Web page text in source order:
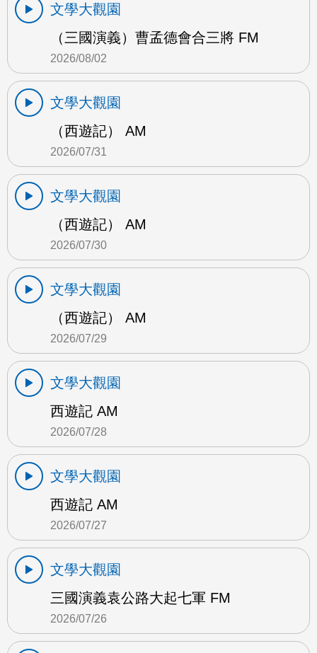
文學大觀園
（三國演義）曹孟德會合三將 FM
2026/08/02
文學大觀園
（西遊記） AM
2026/07/31
文學大觀園
（西遊記） AM
2026/07/30
文學大觀園
（西遊記） AM
2026/07/29
文學大觀園
西遊記 AM
2026/07/28
文學大觀園
西遊記 AM
2026/07/27
文學大觀園
三國演義袁公路大起七軍 FM
2026/07/26